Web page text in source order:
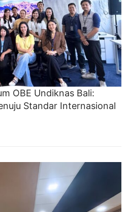
OBE Undiknas Bali:
Standar Internasional